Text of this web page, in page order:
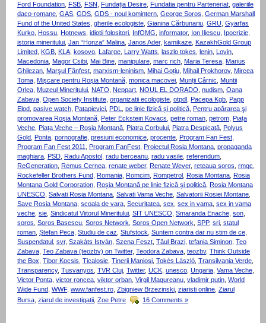
Ford Foundation, FSB, FSN, Fundația Desire, Fundatia pentru Parteneriat, galeriile
daco-romane, GAS, GDS, GDS - noul komintern, George Soros, German Marshall
Fund of the United States, gherile ecologiste, Gianina Cărbunariu, GRU, Gyarfas
Kurko, Hossu, Hotnews, idiotii folositori, InfOMG, informator, Ion Iliescu, Ipocrizie,
istoria mineritului, Jan “Honza” Malina, Janos Ader, kamikaze, KazakhGold Group
Limited, KGB, KLA, kosovo, Lafarge, Larry Watts, laszlo tokes, lenin, Lovin,
Macedonia, Magor Csibi, Mai Bine, manipulare, marc rich, Maria Teresa, Marius
Ghilezan, Marşul Fânfest, marxism-leninism, Mihai Goțiu, Mihail Prokhorov, Mircea
Toma, Mişcare pentru Roşia Montană, monica macovei, Munții Cârnic, Muntii
Orlea, Muzeul Mineritului, NATO, Neppart, NOUL EL DORADO, nudism, Oana
Zabava, Open Society Institute, organizatii ecologiste, otpdl , Pacepa Kgb, Papp
Elod, pasive watch, Patapievici, PDL, pe linie fizică și politică, Pentru apărarea şi
promovarea Roşia Montană, Peter Eckstein Kovacs, petre roman, petrom, Piața
Veche, Piața Veche – Roșia Montană, Piatra Corbului, Piatra Despicată, Polyus
Gold, Ponta, pornografie, presiuni economice, procente, Program Fan Fest,
Program Fan Fest 2011, Program FanFest, Proiectul Rosia Montana, propaganda
maghiara, PSD, Radu Apostol , radu berceanu, radu vasile, referendum,
ReGeneration, Remus Cernea, renate weber, Renate Wever, reteaua soros, rmgc,
Rockefeller Brothers Fund, Romania, Romcim, Rompetrol , Rosia Montana, Rosia
Montana Gold Corporation, Roșia Montană pe linie fizică și politică, Rosia Montana
UNESCO, Salvati Rosia Montana, Salvati Vama Veche, Salvatorii Rosiei Montane,
Save Rosia Montana, scoala de vara, Securitatea, sex, sex in vama, sex in vama
veche, sie, Sindicatul Viitorul Mineritului, SIT UNESCO, Smaranda Enache, son,
soros, Soros Basescu, Soros Network, Soros Open Network, SPP, sri, statul
roman, Ștefan Peca, Studiu de caz, Stufstock, Suntem contra dar nu stim de ce,
Suspendatul , svr, Szakáts István, Szena Feszt, Tăul Brazi, tefania Siminon, Teo
Zabava, Teo Zabava (teozbv) on Twitter, Teodora Zabava, teozbv, Think Outside
the Box, Tibor Kocsis, Ticalosie, Tinerii Maniosi, Tokés László, Transilvania Verde,
Transparency, Tusvanyos, TVR Cluj, Twitter, UCK, unesco, Ungaria, Vama Veche,
Victor Ponta, victor roncea, viktor orban, Virgil Magureanu, vladimir putin, World
Wide Fund, WWF, www.fanfest.ro, Zbigniew Brzezinski, ziaristi online, Ziarul
Bursa ziarul de investigatii Zoe Petre 16 Comments »